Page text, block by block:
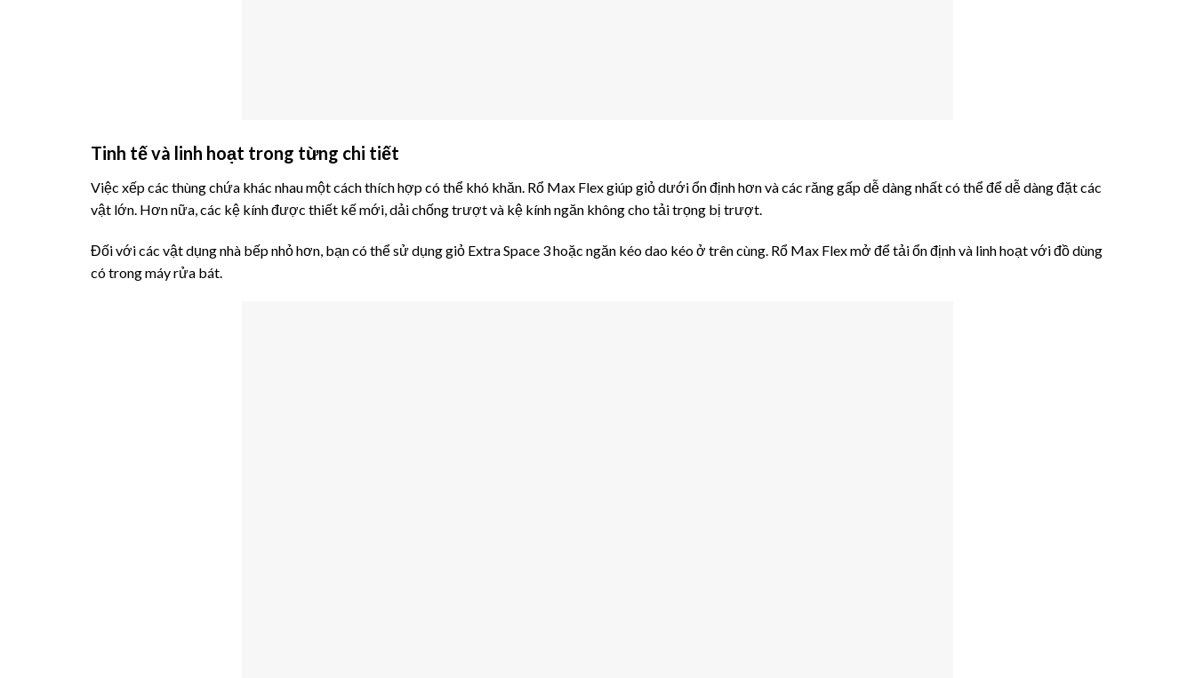
Tinh tế và linh hoạt trong từng chi tiết
Việc xếp các thùng chứa khác nhau một cách thích hợp có thể khó khăn. Rổ Max Flex giúp giỏ dưới ổn định hơn và các răng gấp dễ dàng nhất có thể để dễ dàng đặt các
vật lớn. Hơn nữa, các kệ kính được thiết kế mới, dải chống trượt và kệ kính ngăn không cho tải trọng bị trượt.
Đối với các vật dụng nhà bếp nhỏ hơn, bạn có thể sử dụng giỏ Extra Space 3 hoặc ngăn kéo dao kéo ở trên cùng. Rổ Max Flex mở để tải ổn định và linh hoạt với đồ dùng
có trong máy rửa bát.